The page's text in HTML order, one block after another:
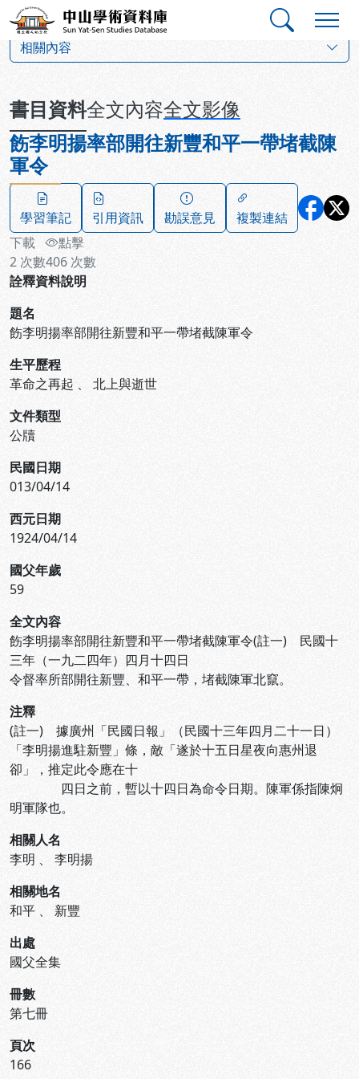
跳到主要內容
中山學術資料庫
相關內容
書目資料全文內容全文影像
飭李明揚率部開往新豐和平一帶堵截陳
軍令
學習筆記 引用資訊 勘誤意見
複製連結
下載
2 次數
點擊
406 次數
詮釋資料說明
題名
飭李明揚率部開往新豐和平一帶堵截陳軍令
生平歷程
革命之再起 、 北上與逝世
文件類型
公牘
民國日期
013/04/14
西元日期
1924/04/14
國父年歲
59
全文內容
飭李明揚率部開往新豐和平一帶堵截陳軍令(註一) 民國十
三年（一九二四年）四月十四日
令督率所部開往新豐、和平一帶，堵截陳軍北竄。
注釋
(註一) 據廣州「民國日報」（民國十三年四月二十一日）
「李明揚進駐新豐」條，敵「遂於十五日星夜向惠州退
卻」，推定此令應在十
四日之前，暫以十四日為命令日期。陳軍係指陳炯
明軍隊也。
相關人名
李明 、 李明揚
相關地名
和平 、 新豐
出處
國父全集
冊數
第七冊
頁次
166